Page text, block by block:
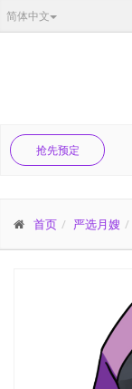
简体中文
抢先预定
首页 严选月嫂